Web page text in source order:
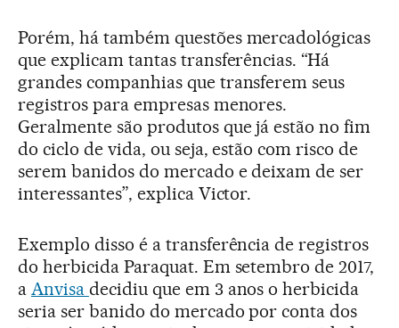
Porém, há também questões mercadológicas
que explicam tantas transferências. “Há
grandes companhias que transferem seus
registros para empresas menores.
Geralmente são produtos que já estão no fim
do ciclo de vida, ou seja, estão com risco de
serem banidos do mercado e deixam de ser
interessantes”, explica Victor.
Exemplo disso é a transferência de registros
do herbicida Paraquat. Em setembro de 2017,
a Anvisa decidiu que em 3 anos o herbicida
seria ser banido do mercado por conta dos